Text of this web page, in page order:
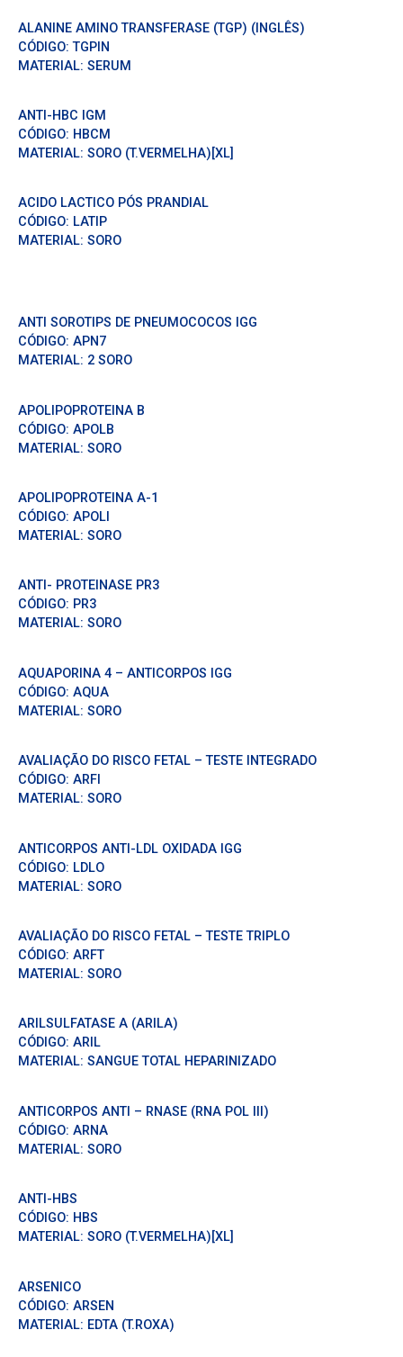
ALANINE AMINO TRANSFERASE (TGP) (INGLÊS)
CÓDIGO:TGPIN
MATERIAL: SERUM
ANTI-HBC IGM
CÓDIGO: HBCM
MATERIAL: SORO (T.VERMELHA)[XL]
ACIDO LACTICO PÓS PRANDIAL
CÓDIGO: LATIP
MATERIAL: SORO
ANTI SOROTIPS DE PNEUMOCOCOS IGG
CÓDIGO: APN7
MATERIAL: 2 SORO
APOLIPOPROTEINA B
CÓDIGO: APOLB
MATERIAL: SORO
APOLIPOPROTEINA A-1
CÓDIGO: APOLI
MATERIAL: SORO
ANTI- PROTEINASE PR3
CÓDIGO: PR3
MATERIAL: SORO
AQUAPORINA 4 – ANTICORPOS IGG
CÓDIGO: AQUA
MATERIAL: SORO
AVALIAÇÃO DO RISCO FETAL – TESTE INTEGRADO
CÓDIGO: ARFI
MATERIAL: SORO
ANTICORPOS ANTI-LDL OXIDADA IGG
CÓDIGO: LDLO
MATERIAL: SORO
AVALIAÇÃO DO RISCO FETAL – TESTE TRIPLO
CÓDIGO: ARFT
MATERIAL: SORO
ARILSULFATASE A (ARILA)
CÓDIGO: ARIL
MATERIAL: SANGUE TOTAL HEPARINIZADO
ANTICORPOS ANTI – RNASE (RNA POL III)
CÓDIGO: ARNA
MATERIAL: SORO
ANTI-HBS
CÓDIGO: HBS
MATERIAL: SORO (T.VERMELHA)[XL]
ARSENICO
CÓDIGO: ARSEN
MATERIAL: EDTA (T.ROXA)